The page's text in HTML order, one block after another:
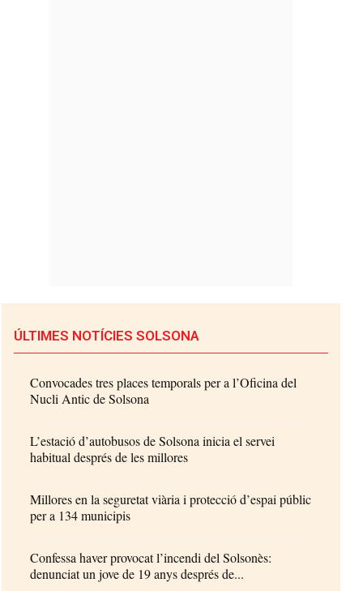
ÚLTIMES NOTÍCIES SOLSONA
Convocades tres places temporals per a l’Oficina del
Nucli Antic de Solsona
L’estació d’autobusos de Solsona inicia el servei
habitual després de les millores
Millores en la seguretat viària i protecció d’espai públic
per a 134 municipis
Confessa haver provocat l’incendi del Solsonès:
denunciat un jove de 19 anys després de...